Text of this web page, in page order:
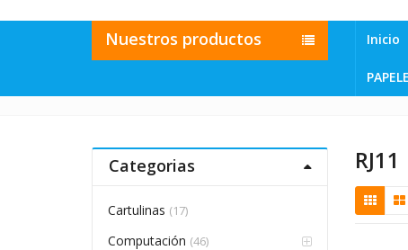
Nuestros productos Inicio
RJ11
Categorias
Cartulinas (17)
Computación (46)